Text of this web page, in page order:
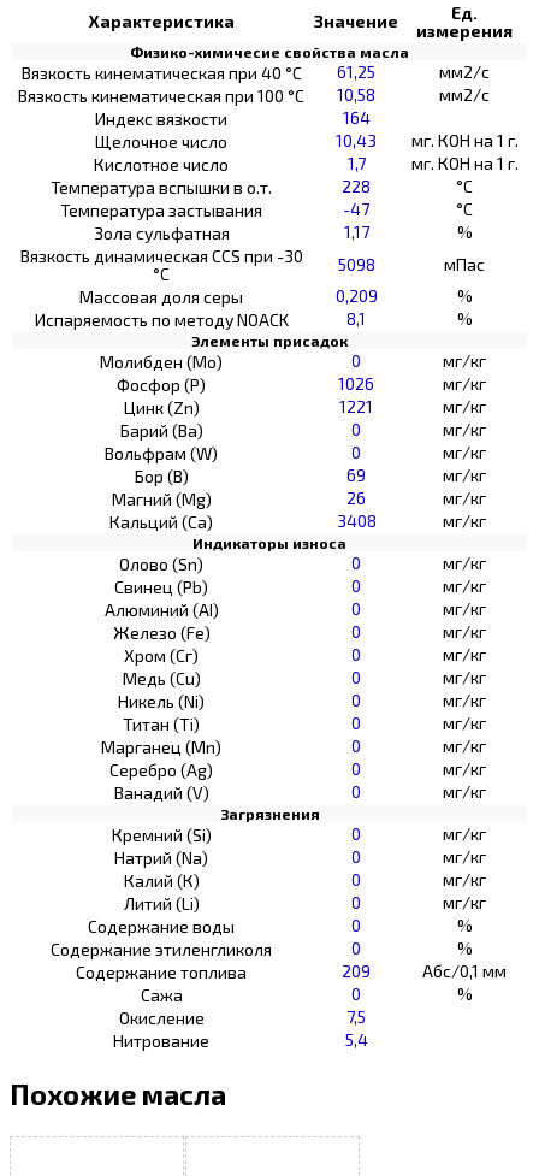
Характеристика Значение
Ед.
измерения
Физико-химичесие свойства масла
Вязкость кинематическая при 40 °С 61,25
мм2/с
Вязкость кинематическая при 100 °С
10,58
мм2/с
Индекс вязкости
164
Щелочное число
10,43
мг. КОН на 1 г.
Кислотное число
1,7
мг. КОН на 1 г.
Температура вспышки в о.т.
228
°C
Температура застывания
-47
°C
Зола сульфатная
1,17
%
Вязкость динамическая CCS при -30
°С
5098
мПас
Массовая доля серы
0,209
%
Испаряемость по методу NOACK
8,1 %
Элементы присадок
Молибден (Мо) 0
мг/кг
Фосфор (Р)
1026
мг/кг
Цинк (Zn)
1221
мг/кг
Барий (Ва)
0
мг/кг
Вольфрам (W)
0
мг/кг
Бор (В)
69
мг/кг
Магний (Mg)
26
мг/кг
Кальций (Са)
3408 мг/кг
Индикаторы износа
Олово (Sn) 0
мг/кг
Свинец (Pb)
0
мг/кг
Алюминий (AI)
0
мг/кг
Железо (Fe)
0
мг/кг
Хром (Сг)
0
мг/кг
Медь (Cu)
0
мг/кг
Никель (Ni)
0
мг/кг
Титан (Ti)
0
мг/кг
Марганец (Mn)
0
мг/кг
Серебро (Ag)
0
мг/кг
Ванадий (V)
0 мг/кг
Загрязнения
Кремний (Si) 0
мг/кг
Натрий (Na)
0
мг/кг
Калий (К)
0
мг/кг
Литий (Li)
0
мг/кг
Содержание воды
0
%
Содержание этиленгликоля
0
%
Содержание топлива
209
Абс/0,1 мм
Сажа
0
%
Окисление
7,5
Нитрование
5,4
Похожие масла